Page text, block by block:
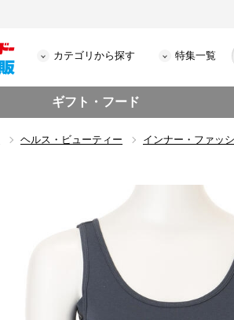
カテゴリから探す 特集一覧
ギフト・フード
ヘルス・ビューティー インナー・ファッ